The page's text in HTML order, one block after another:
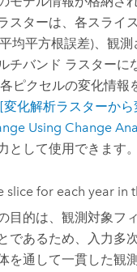
スターは、各スライ
均平方根誤差)、観
チバンド ラスターに
ピクセルの変化情報
[変化解析ラスターから
Using Change
として使用できます。
slice for each year in
目的は、観測対象フ
であるため、入力多
を通して一貫した観